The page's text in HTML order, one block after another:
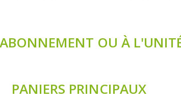
OU À
PANIERS PRINCIPAUX